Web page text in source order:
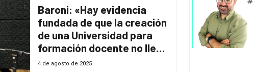
Baroni: «Hay evidencia
fundada de que la creación
de una Universidad para
formación docente no lleva
a la mejora de la calidad»
4 de agosto de 2025